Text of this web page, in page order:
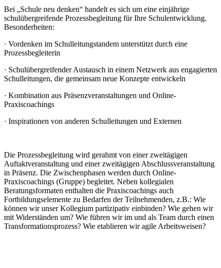
Bei „Schule neu denken“ handelt es sich um eine einjährige
schulübergreifende Prozessbegleitung für Ihre Schulentwicklung.
Besonderheiten:
· Vordenken im Schulleitungstandem unterstützt durch eine
Prozessbegleiterin
· Schulübergreifender Austausch in einem Netzwerk aus engagierten
Schulleitungen, die gemeinsam neue Konzepte entwickeln
· Kombination aus Präsenzveranstaltungen und Online-
Praxiscoachings
· Inspirationen von anderen Schulleitungen und Externen
Die Prozessbegleitung wird gerahmt von einer zweitägigen
Auftaktveranstaltung und einer zweitägigen Abschlussveranstaltung
in Präsenz. Die Zwischenphasen werden durch Online-
Praxiscoachings (Gruppe) begleitet. Neben kollegialen
Beratungsformaten enthalten die Praxiscoachings auch
Fortbildungselemente zu Bedarfen der Teilnehmenden, z.B.: Wie
können wir unser Kollegium partizipativ einbinden? Wie gehen wir
mit Widerständen um? Wie führen wir im und als Team durch einen
Transformationsprozess? Wie etablieren wir agile Arbeitsweisen?